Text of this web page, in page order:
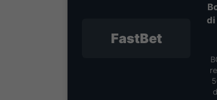
FastBet
di